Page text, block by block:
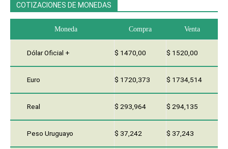
COTIZACIONES DE MONEDAS
Moneda Compra Venta
Dólar Oficial + $ 1470,00 $ 1520,00
Euro $ 1720,373 $ 1734,514
Real $ 293,964 $ 294,135
Peso Uruguayo $ 37,242 $ 37,243